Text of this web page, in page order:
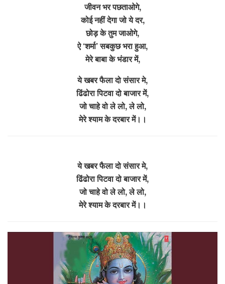
जीवन भर पछताओगे,
कोई नहीं देगा जो ये दर,
छोड़ के तुम जाओगे,
ऐ ‘शर्मा’ सबकुछ भरा हुआ,
मेरे बाबा के भंडार में,
ये खबर फैला दो संसार मे,
ढिंढोरा पिटवा दो बाजार में,
जो चाहे वो ले लो, ले लो,
मेरे श्याम के दरबार में।।
ये खबर फैला दो संसार मे,
ढिंढोरा पिटवा दो बाजार में,
जो चाहे वो ले लो, ले लो,
मेरे श्याम के दरबार में।।